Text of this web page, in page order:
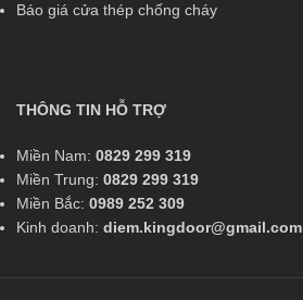
Báo giá cửa thép chống cháy
THÔNG TIN HỖ TRỢ
Miền Nam: 0829 299 319
Miền Trung: 0829 299 319
Miền Bắc: 0989 252 309
Kinh doanh: diem.kingdoor@gmail.com